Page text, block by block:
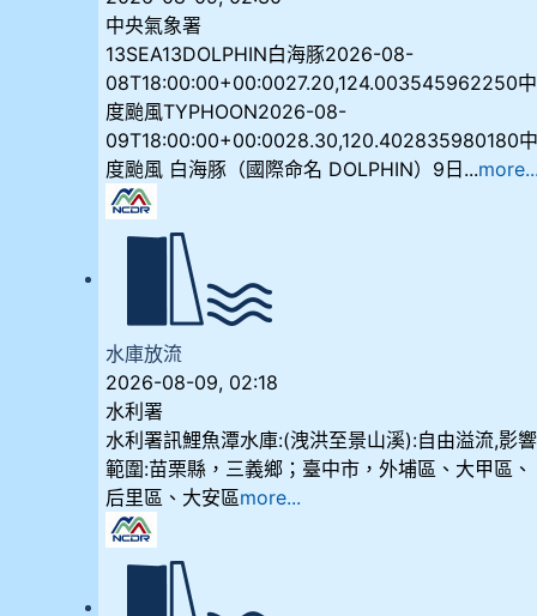
中央氣象署
13SEA13DOLPHIN白海豚2026-08-
08T18:00:00+00:0027.20,124.003545962250中
度颱風TYPHOON2026-08-
09T18:00:00+00:0028.30,120.402835980180中
度颱風 白海豚（國際命名 DOLPHIN）9日...more...
水庫放流
2026-08-09, 02:18
水利署
水利署訊鯉魚潭水庫:(洩洪至景山溪):自由溢流,影響
範圍:苗栗縣，三義鄉；臺中市，外埔區、大甲區、
后里區、大安區more...